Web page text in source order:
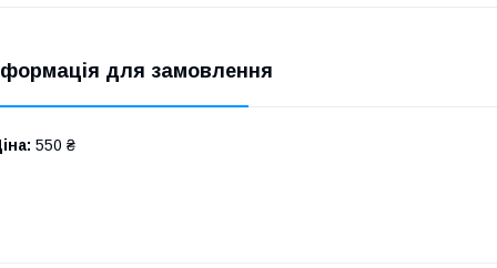
для замовлення
550 ₴